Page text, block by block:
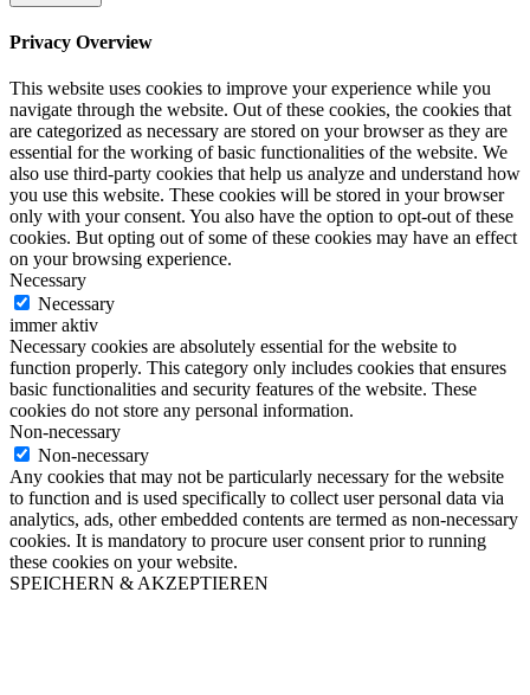
Privacy Overview
This website uses cookies to improve your experience while you
navigate through the website. Out of these cookies, the cookies that
are categorized as necessary are stored on your browser as they are
essential for the working of basic functionalities of the website. We
also use third-party cookies that help us analyze and understand how
you use this website. These cookies will be stored in your browser
only with your consent. You also have the option to opt-out of these
cookies. But opting out of some of these cookies may have an effect
on your browsing experience.
Necessary
Necessary
immer aktiv
Necessary cookies are absolutely essential for the website to
function properly. This category only includes cookies that ensures
basic functionalities and security features of the website. These
cookies do not store any personal information.
Non-necessary
Non-necessary
Any cookies that may not be particularly necessary for the website
to function and is used specifically to collect user personal data via
analytics, ads, other embedded contents are termed as non-necessary
cookies. It is mandatory to procure user consent prior to running
these cookies on your website.
SPEICHERN & AKZEPTIEREN